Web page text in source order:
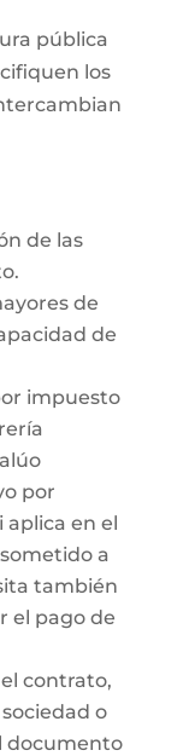
pública
los
de las
de
de
impuesto
por
aplica en el
a
también
el pago de
contrato,
o
documento